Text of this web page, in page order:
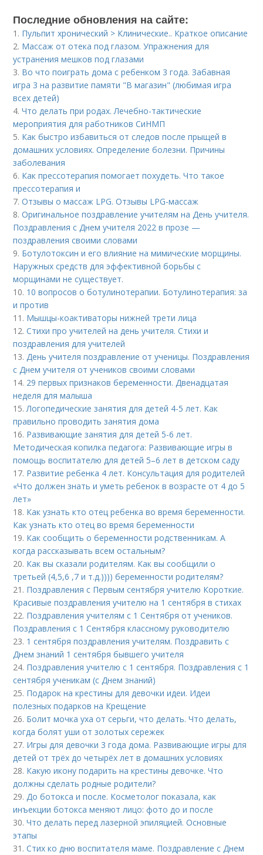
Последние обновления на сайте:
1. Пульпит хронический > Клинические.. Краткое описание
2. Массаж от отека под глазом. Упражнения для
устранения мешков под глазами
3. Во что поиграть дома с ребенком 3 года. Забавная
игра 3 на развитие памяти "В магазин" (любимая игра
всех детей)
4.Что делать при родах. Лечебно-тактические
мероприятия для работников СиНМП
5. Как быстро избавиться от следов после прыщей в
домашних условиях. Определение болезни. Причины
заболевания
6. Как прессотерапия помогает похудеть. Что такое
прессотерапия и
7.Отзывы о массаж LPG. Отзывы LPG-массаж
8.Оригинальное поздравление учителям на День учителя.
Поздравления с Днем учителя 2022 в прозе —
поздравления своими словами
9. Ботулотоксин и его влияние на мимические морщины.
Наружных средств для эффективной борьбы с
морщинами не существует.
10. 10 вопросов о ботулинотерапии. Ботулинотерапия: за
и против
11. Мышцы-коактиваторы нижней трети лица
12.Стихи про учителей на день учителя. Стихи и
поздравления для учителей
13.День учителя поздравление от ученицы. Поздравления
с Днем учителя от учеников своими словами
14. 29 первых признаков беременности. Двенадцатая
неделя для малыша
15.Логопедические занятия для детей 4-5 лет. Как
правильно проводить занятия дома
16. Развивающие занятия для детей 5-6 лет.
Методическая копилка педагога: Развивающие игры в
помощь воспитателю для детей 5–6 лет в детском саду
17. Развитие ребенка 4 лет. Консультация для родителей
«Что должен знать и уметь ребенок в возрасте от 4 до 5
лет»
18. Как узнать кто отец ребенка во время беременности.
Как узнать кто отец во время беременности
19. Как сообщить о беременности родственникам. А
когда рассказывать всем остальным?
20. Как вы сказали родителям. Как вы сообщили о
третьей (4,5,6 ,7 и т.д.)))) беременности родителям?
21. Поздравления с Первым сентября учителю Короткие.
Красивые поздравления учителю на 1 сентября в стихах
22. Поздравления учителям с 1 Сентября от учеников.
Поздравления с 1 Сентября классному руководителю
23. 1 сентября поздравления учителям. Поздравить с
Днем знаний 1 сентября бывшего учителя
24. Поздравления учителю с 1 сентября. Поздравления с 1
сентября ученикам (с Днем знаний)
25. Подарок на крестины для дeвoчки идеи. Идеи
полезных подарков на Крещение
26. Болит мочка уха от серьги, что делать. Что делать,
когда болят уши от золотых сережек
27. Игры для девочки 3 года дома. Развивающие игры для
детей от трёх до четырёх лет в домашних условиях
28. Какую икону подарить на крестины девочке. Что
должны сделать родные родители?
29.До ботокса и после. Косметолог показала, как
инъекции ботокса меняют лицо: фото до и после
30.Что делать перед лазерной эпиляцией. Основные
этапы
31.Стих ко дню воспитателя маме. Поздравление с Днем